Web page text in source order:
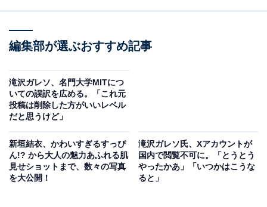
編集部が選ぶおすすめ記事
滝沢ガレソ、名門大学MITにつ
いての誤訳を広める。「これ元
投稿は削除した方がいいレベル
だと思うけど」
新垣結衣、かわいすぎるすっぴ
ん!? から大人の魅力あふれる肌
見せショットまで、数々の写真
を大公開！
滝沢ガレソ氏、Xアカウントが
国内で閲覧不可に。「とうとう
やったかあ」「いつかはこうな
ると」